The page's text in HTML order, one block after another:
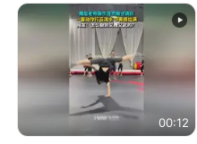
00:12